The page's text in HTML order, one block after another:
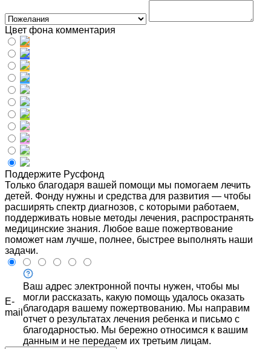
Цвет фона комментария
Поддержите Русфонд
Только благодаря вашей помощи мы помогаем лечить
детей. Фонду нужны и средства для развития — чтобы
расширять спектр диагнозов, с которыми работаем,
поддерживать новые методы лечения, распространять
медицинские знания. Любое ваше пожертвование
поможет нам лучше, полнее, быстрее выполнять наши
задачи.
E-
mail
Ваш адрес электронной почты нужен, чтобы мы
могли рассказать, какую помощь удалось оказать
благодаря вашему пожертвованию. Мы направим
отчет о результатах лечения ребенка и письмо с
благодарностью. Мы бережно относимся к вашим
данным и не передаем их третьим лицам.